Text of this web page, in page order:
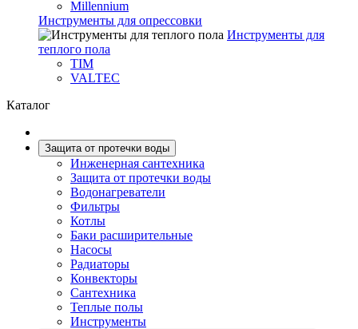
Millennium
Инструменты для опрессовки
Инструменты для
теплого пола
TIM
VALTEC
Каталог
Защита от протечки воды
Инженерная сантехника
Защита от протечки воды
Водонагреватели
Фильтры
Котлы
Баки расширительные
Насосы
Радиаторы
Конвекторы
Сантехника
Теплые полы
Инструменты